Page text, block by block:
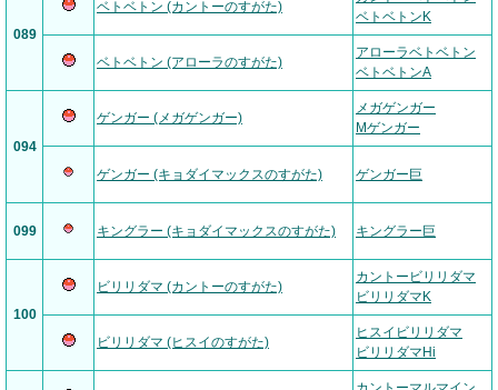
089
ベトベトン (カントーのすがた)
ベトベトンK
ベトベトン (アローラのすがた)
アローラベトベトン
ベトベトンA
094
ゲンガー (メガゲンガー)
メガゲンガー
Mゲンガー
ゲンガー (キョダイマックスのすがた) ゲンガー巨
099 キングラー (キョダイマックスのすがた) キングラー巨
100
ビリリダマ (カントーのすがた)
カントービリリダマ
ビリリダマK
ビリリダマ (ヒスイのすがた)
ヒスイビリリダマ
ビリリダマHi